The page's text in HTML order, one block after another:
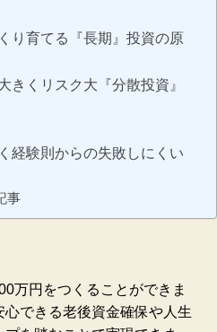
り育てる『長期』投資の原
きくリスク大『分散投資』
経験則からの失敗しにくい
事
万円をつくることができま
できる老後資金確保や人生